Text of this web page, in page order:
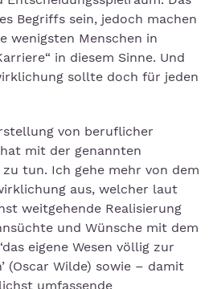
Begriffs sein, jedoch machen
wenigsten Menschen in
in diesem Sinne. Und
sollte doch für jeden
von beruflicher
mit der genannten
tun. Ich gehe mehr von dem
aus, welcher laut
weitgehende Realisierung
und Wünsche mit dem
eigene Wesen völlig zur
(Oscar Wilde) sowie – damit
umfassende